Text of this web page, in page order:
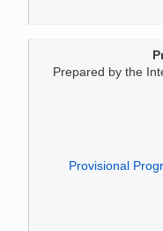
Prepared by the